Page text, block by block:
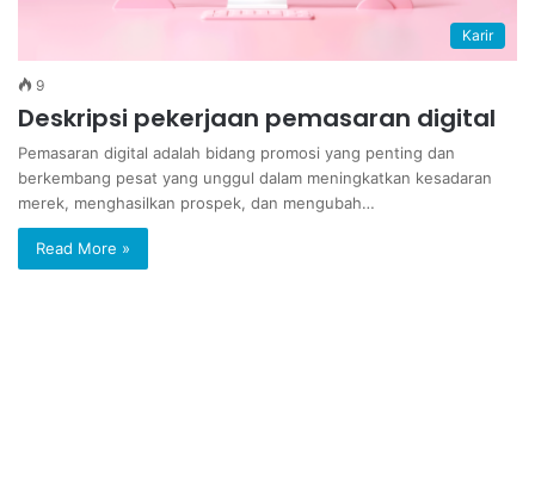
Karir
9
Deskripsi pekerjaan pemasaran digital
Pemasaran digital adalah bidang promosi yang penting dan
berkembang pesat yang unggul dalam meningkatkan kesadaran
merek, menghasilkan prospek, dan mengubah…
Read More »